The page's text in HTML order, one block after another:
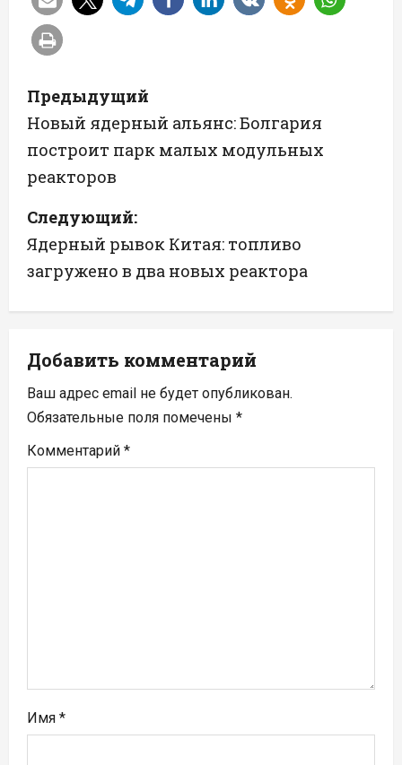
Н
а
в
г
а
ц
и
я
п
о
я
м
Предыдущий
Новый ядерный альянс: Болгария
построит парк малых модульных
реакторов
Следующий:
Ядерный рывок Китая: топливо
загружено в два новых реактора
Добавить комментарий
Ваш адрес email не будет опубликован.
Обязательные поля помечены *
Комментарий *
Имя *